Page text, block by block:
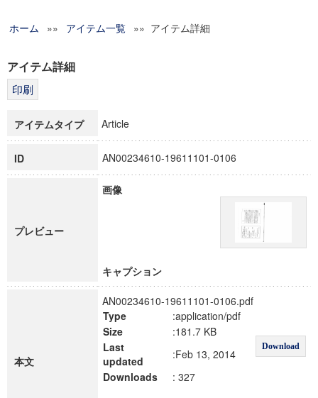
グローバルリサーチインスティテュート
科学研究費補助金研究成果報告書
博士課程教育リーディングプログラム「超成熟社会発展のサ
ホーム »» アイテム一覧 »» アイテム詳細
アイテム詳細
アイテムタイプ Article
ID AN00234610-19611101-0106
プレビュー
画像
キャプション
本文
AN00234610-19611101-0106.pdf
Type
:application/pdf
Download
Size
:181.7 KB
Last
updated
:Feb 13, 2014
Downloads
: 327